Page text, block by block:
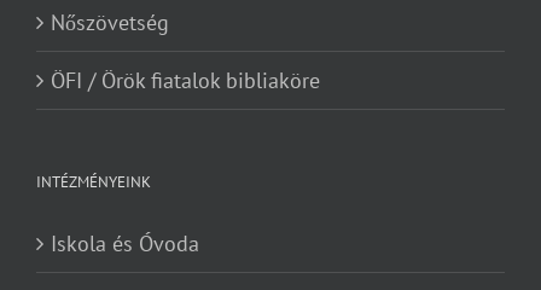
Nőszövetség
ÖFI / Örök fiatalok bibliaköre
INTÉZMÉNYEINK
Iskola és Óvoda